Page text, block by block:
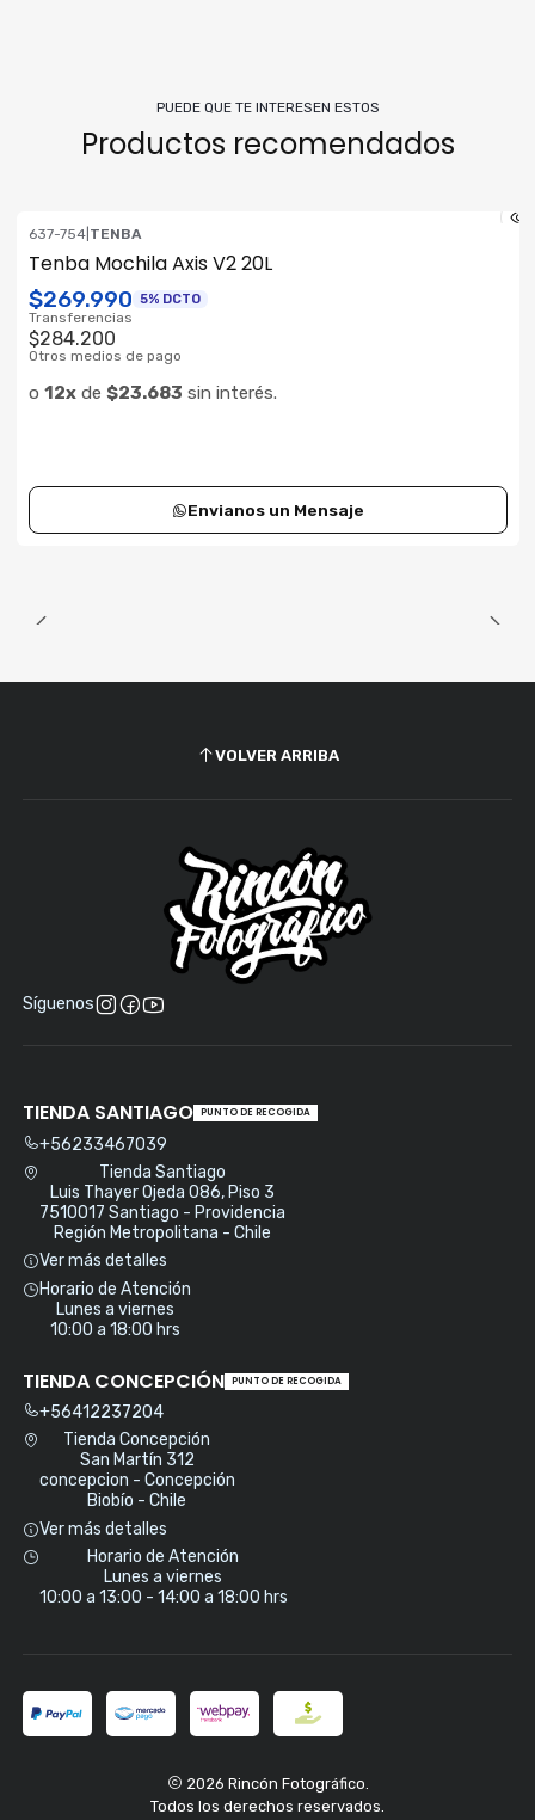
PUEDE QUE TE INTERESEN ESTOS
Productos recomendados
Consultar su Stock
637-754| TENBA
Tenba Mochila Axis V2 20L
$269.990 5% DCTO
Transferencias
$284.200
Otros medios de pago
o 12xde $23.683 sin interés.
Envianos un Mensaje
VOLVER ARRIBA
Síguenos
TIENDA SANTIAGO PUNTO DE RECOGIDA
+56233467039
Tienda Santiago
Luis Thayer Ojeda 086, Piso 3
7510017 Santiago - Providencia
Región Metropolitana - Chile
Ver más detalles
Horario de Atención
Lunes a viernes
10:00 a 18:00 hrs
TIENDA CONCEPCIÓN PUNTO DE RECOGIDA
+56412237204
Tienda Concepción
San Martín 312
concepcion - Concepción
Biobío - Chile
Ver más detalles
Horario de Atención
Lunes a viernes
10:00 a 13:00 - 14:00 a 18:00 hrs
2026 Rincón Fotográfico.
Todos los derechos reservados.